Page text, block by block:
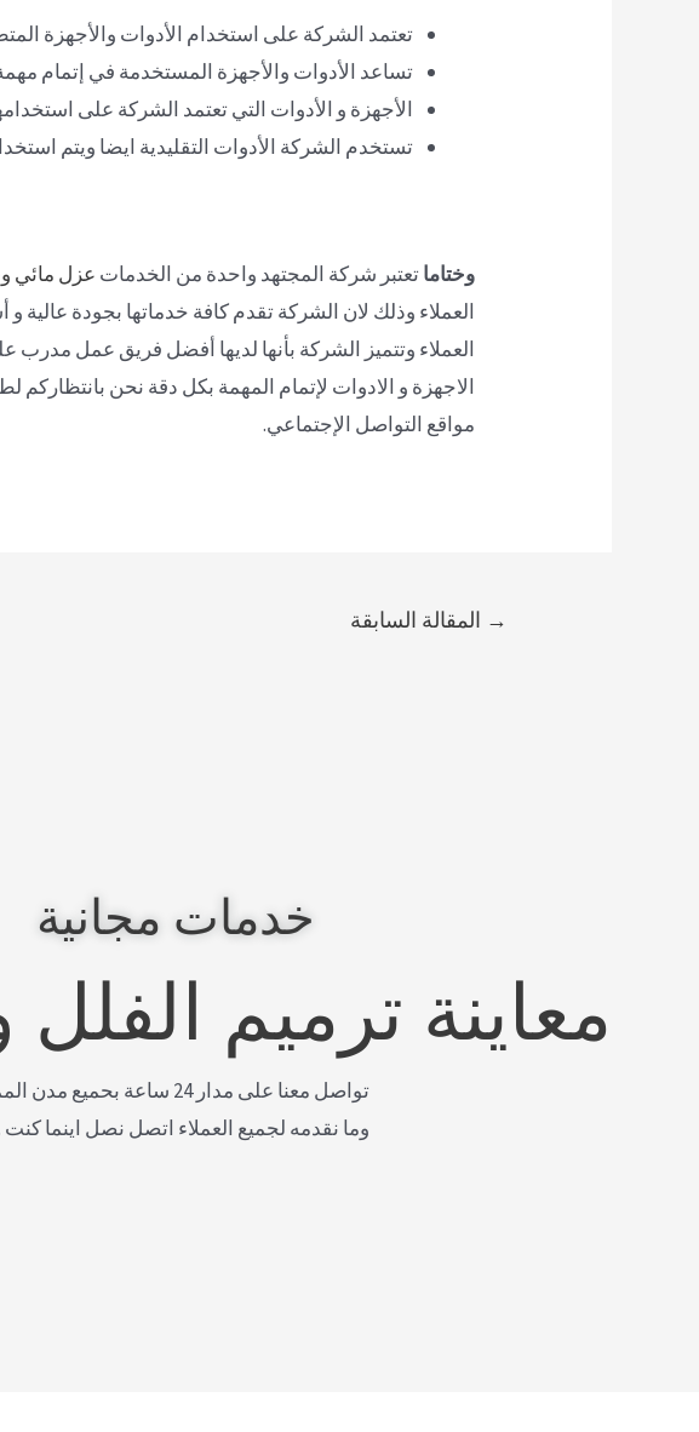
تعتمد الشركة على استخدام الأدوات والأجهزة
تساعد الأدوات والأجهزة المستخدمة في إتمام
الأجهزة و الأدوات التي تعتمد الشركة على
تستخدم الشركة الأدوات التقليدية ايضا ويتم
وختاماتعتبر شركة المجتهد واحدة من الخدمات عزل مائي
العملاء وذلك لان الشركة تقدم كافة خدماتها بجودة
العملاء وتتميز الشركة بأنها لديها أفضل فريق عمل
الاجهزة و الادوات لإتمام المهمة بكل دقة نحن بانتظاركم
مواقع التواصل الإجتماعي.
→ المقالة السابقة
خدمات مجانية
معاينة ترميم
تواصل معنا على مدار 24 ساعة
وما نقدمه لجميع العملاء اتصل نصل اينما كنت